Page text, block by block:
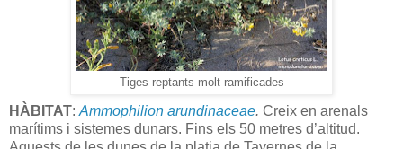
Tiges reptants molt ramificades
HÀBITAT: Ammophilion arundinaceae. Creix en arenals
marítims i sistemes dunars. Fins els 50 metres d’altitud.